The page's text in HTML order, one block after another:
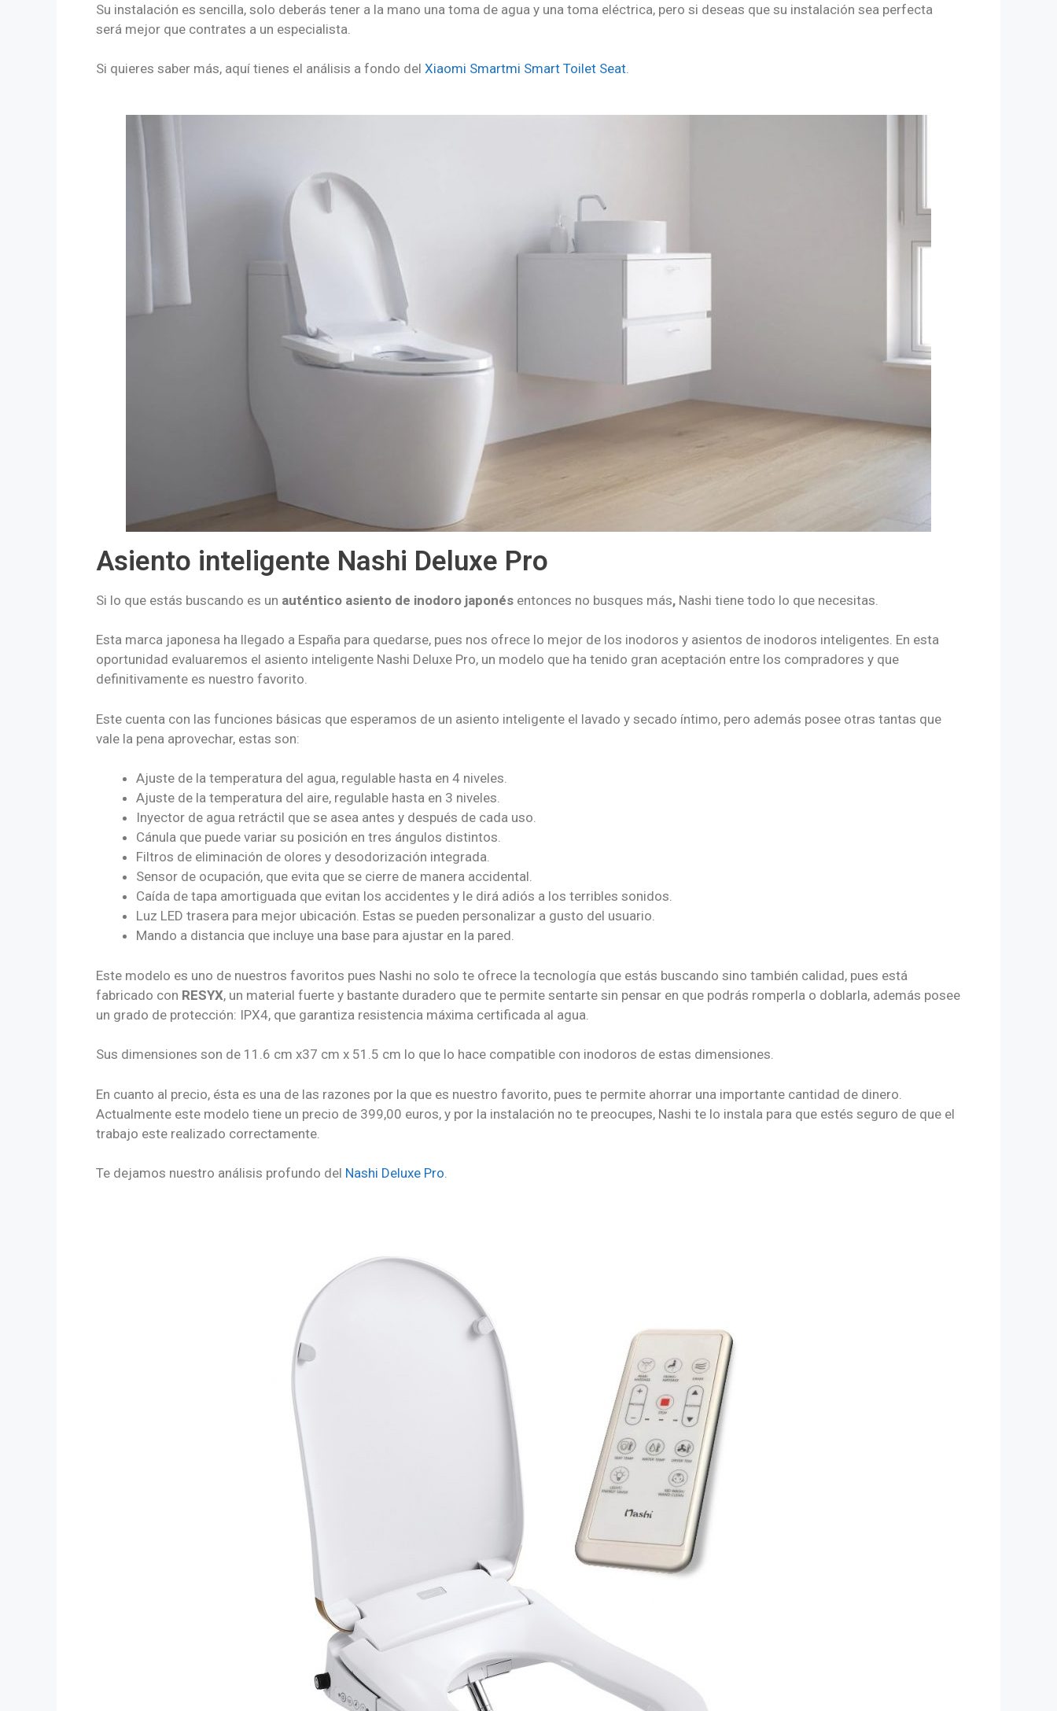
Su instalación es sencilla, solo deberás tener a la mano una toma de agua y una toma eléctrica, pero si deseas que su instalación sea perfecta
será mejor que contrates a un especialista.
Si quieres saber más, aquí tienes el análisis a fondo del Xiaomi Smartmi Smart Toilet Seat.
Asiento inteligente Nashi Deluxe Pro
Si lo que estás buscando es un auténtico asiento de inodoro japonés entonces no busques más, Nashi tiene todo lo que necesitas.
Esta marca japonesa ha llegado a España para quedarse, pues nos ofrece lo mejor de los inodoros y asientos de inodoros inteligentes. En esta
oportunidad evaluaremos el asiento inteligente Nashi Deluxe Pro, un modelo que ha tenido gran aceptación entre los compradores y que
definitivamente es nuestro favorito.
Este cuenta con las funciones básicas que esperamos de un asiento inteligente el lavado y secado íntimo, pero además posee otras tantas que
vale la pena aprovechar, estas son:
Ajuste de la temperatura del agua, regulable hasta en 4 niveles.
Ajuste de la temperatura del aire, regulable hasta en 3 niveles.
Inyector de agua retráctil que se asea antes y después de cada uso.
Cánula que puede variar su posición en tres ángulos distintos.
Filtros de eliminación de olores y desodorización integrada.
Sensor de ocupación, que evita que se cierre de manera accidental.
Caída de tapa amortiguada que evitan los accidentes y le dirá adiós a los terribles sonidos.
Luz LED trasera para mejor ubicación. Estas se pueden personalizar a gusto del usuario.
Mando a distancia que incluye una base para ajustar en la pared.
Este modelo es uno de nuestros favoritos pues Nashi no solo te ofrece la tecnología que estás buscando sino también calidad, pues está
fabricado con RESYX, un material fuerte y bastante duradero que te permite sentarte sin pensar en que podrás romperla o doblarla, además posee
un grado de protección: IPX4, que garantiza resistencia máxima certificada al agua.
Sus dimensiones son de 11.6 cm x37 cm x 51.5 cm lo que lo hace compatible con inodoros de estas dimensiones.
En cuanto al precio, ésta es una de las razones por la que es nuestro favorito, pues te permite ahorrar una importante cantidad de dinero.
Actualmente este modelo tiene un precio de 399,00 euros, y por la instalación no te preocupes, Nashi te lo instala para que estés seguro de que el
trabajo este realizado correctamente.
Te dejamos nuestro análisis profundo del Nashi Deluxe Pro.